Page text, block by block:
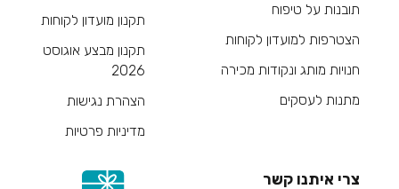
תובנות על טיפוח
הצטרפות למועדון לקוחות
חנויות מותג ונקודות מכירה
מתנות לעסקים
תקנון מועדון לקוחות
תקנון מבצע אוגוסט
2026
הצהרת נגישות
מדיניות פרטיות
צרי איתנו קשר